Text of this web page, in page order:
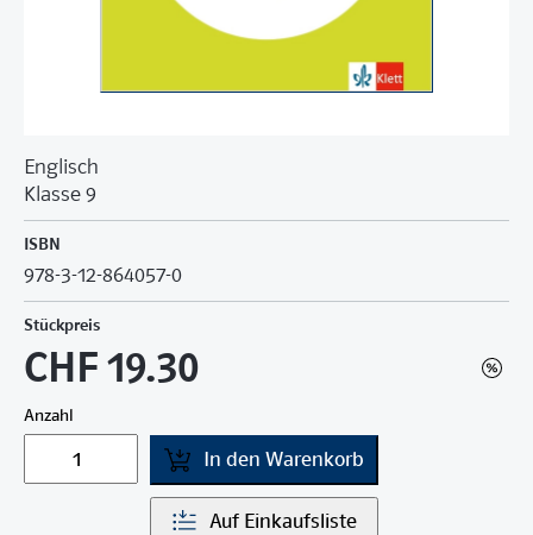
Englisch
Klasse 9
ISBN
978-3-12-864057-0
Stückpreis
CHF 19.30
Anzahl
In den Warenkorb
Auf Einkaufsliste